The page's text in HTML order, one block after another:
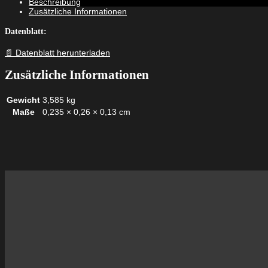
Zusätzliche Informationen
Datenblatt:
📄 Datenblatt herunterladen
Zusätzliche Informationen
Gewicht 3,585 kg
Maße
0,235 × 0,26 × 0,13 cm